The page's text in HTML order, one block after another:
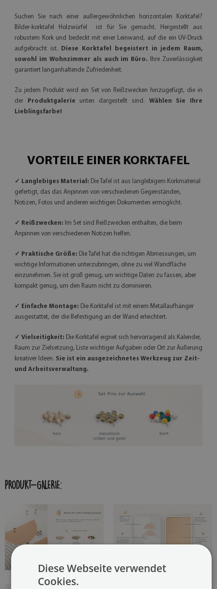
Suchen Sie nach einer außergewöhnlichen horizontalen Korktafel?
Bilder-korktafel Holzwürfel ist für Sie gemacht. Hergestellt aus
robustem Kork und bedeckt mit einer Leinwand, auf die ein UV-Druck
aufgebracht ist.
Diese Korktafel begeistert in jedem Raum,
sowohl im Wohnzimmer als auch im Büro. Ihre Zuverlässigkeit
garantiert langanhaltende Zufriedenheit.
Zu jedem Produkt wird ein Set von Reißzwecken hinzugefügt, die in
der
Produktgalerie unten dargestellt sind. Wählen Sie Ihre
Lieblingsfarbe!
VORTEILE EINER KORKTAFEL
✓ Langlebiges Material: Die Tafel ist aus langlebigem Korkmaterial
gefertigt, das das Anpinnen von verschiedenen Gegenständen,
Notizen, Fotos und anderen wichtigen Dokumenten ermöglicht.
✓ Reißzwecken: Im Set sind Reißzwecken enthalten, die beim
Anpinnen von verschiedenen Notizen helfen.
✓ Praktische Größe: Die Tafel hat die richtigen Abmessungen, um
wichtige Informationen unterzubringen, ohne zu viel Wandfläche
einzunehmen. Sie ist groß genug, um wichtige Daten zu fassen, aber
kompakt genug, um den Raum nicht zu dominieren.
✓ Einfache Montage: Die Korktafel ist mit einem Metallaufhänger
ausgestattet, der die Befestigung an der Wand erleichtert.
✓ Vielseitigkeit: Die Korktafel eignet sich hervorragend als Kalender,
Raum zur Zielsetzung, Liste wichtiger Aufgaben oder Ort zur Äußerung
kreativer Ideen. Sie ist ein ausgezeichnetes Werkzeug zur Zeit-
und Arbeitsverwaltung.
PRODUKT-GALERIE:
Diese Webseite verwendet
Cookies.